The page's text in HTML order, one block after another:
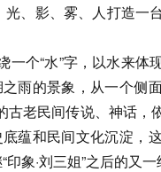
光、影、雾、人打造一
一个“水”字，以水来
雨的景象，从一个侧
古老民间传说、神话
蕴和民间文化沉淀，
象·刘三姐”之后的又一